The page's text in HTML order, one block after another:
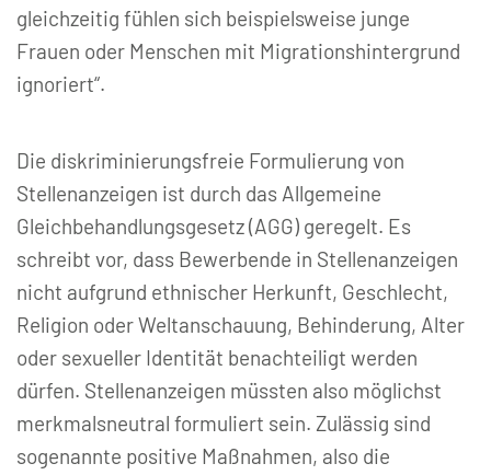
gleichzeitig fühlen sich beispielsweise junge
Frauen oder Menschen mit Migrationshintergrund
ignoriert“.
Die diskriminierungsfreie Formulierung von
Stellenanzeigen ist durch das Allgemeine
Gleichbehandlungsgesetz (AGG) geregelt. Es
schreibt vor, dass Bewerbende in Stellenanzeigen
nicht aufgrund ethnischer Herkunft, Geschlecht,
Religion oder Weltanschauung, Behinderung, Alter
oder sexueller Identität benachteiligt werden
dürfen. Stellenanzeigen müssten also möglichst
merkmalsneutral formuliert sein. Zulässig sind
sogenannte positive Maßnahmen, also die